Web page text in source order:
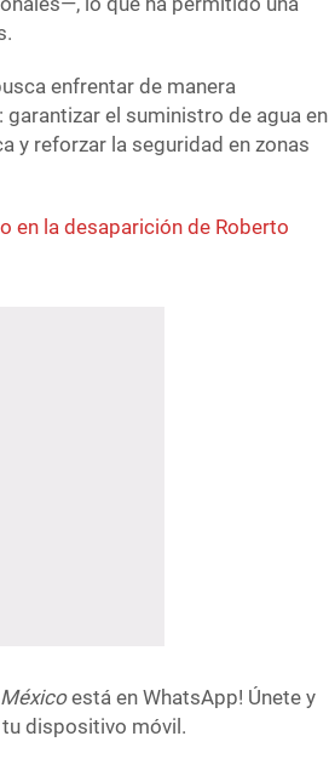
enfrentar de manera
el suministro de agua en
y reforzar la seguridad en zonas
en la desaparición de Roberto
está en WhatsApp! Únete y
dispositivo móvil.